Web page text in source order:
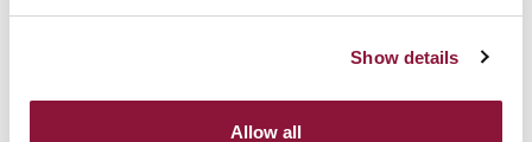
Show details
Allow all